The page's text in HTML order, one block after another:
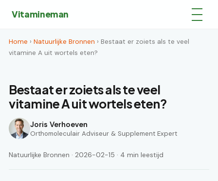
Vitamineman
Home › Natuurlijke Bronnen › Bestaat er zoiets als te veel
vitamine A uit wortels eten?
Bestaat er zoiets als te veel
vitamine A uit wortels eten?
Joris Verhoeven
Orthomoleculair Adviseur & Supplement Expert
Natuurlijke Bronnen · 2026-02-15 · 4 min leestijd